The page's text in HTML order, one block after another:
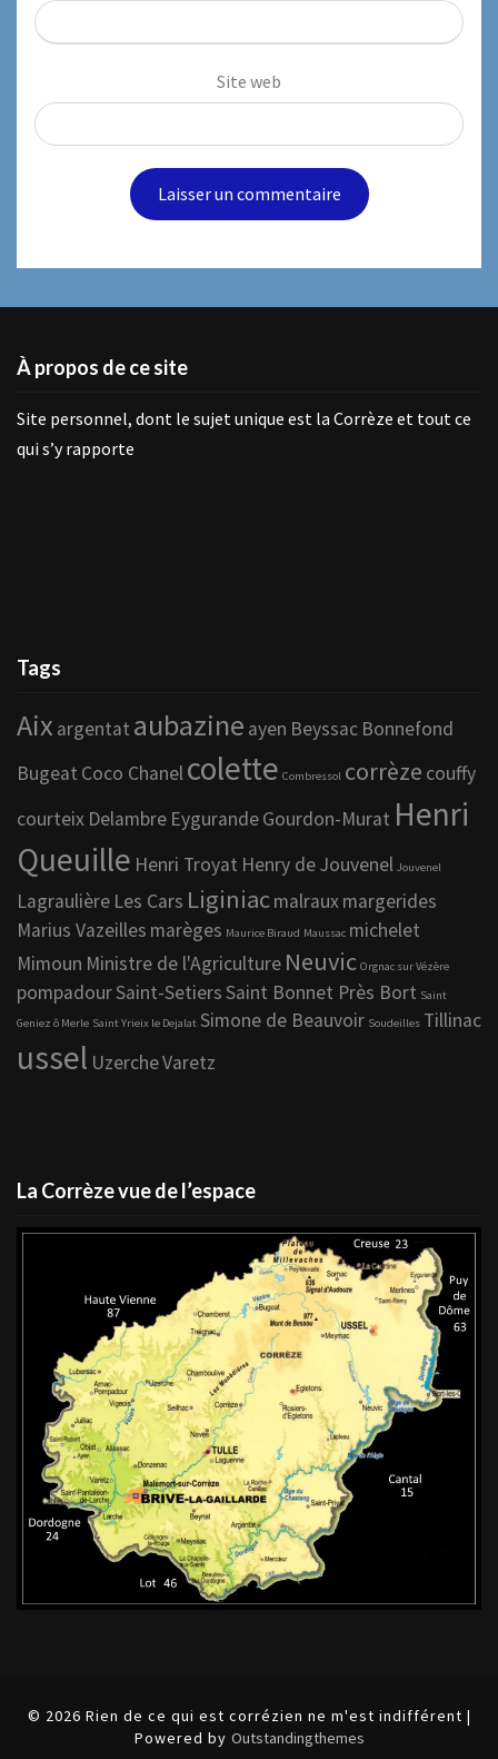
Site web
À propos de ce site
Site personnel, dont le sujet unique est la Corrèze et tout ce
qui s’y rapporte
Tags
Aix argentat aubazine ayen Beyssac Bonnefond
Bugeat Coco Chanelcolette Combressol corrèze couffy
courteix Delambre EygurandeGourdon-Murat Henri
Queuille Henri Troyat Henry de Jouvenel Jouvenel
Lagraulière Les Cars Liginiacmalrauxmargerides
Marius Vazeilles marèges Maurice Biraud Maussac michelet
Mimoun Ministre de l'Agriculture Neuvic Orgnac sur Vézère
pompadourSaint-SetiersSaint Bonnet Près Bort Saint
Geniez ô Merle Saint Yrieix le Dejalat Simone de Beauvoir Soudeilles Tillinac
ussel UzercheVaretz
La Corrèze vue de l’espace
© 2026 Rien de ce qui est corrézien ne m'est indifférent |
Powered by Outstandingthemes